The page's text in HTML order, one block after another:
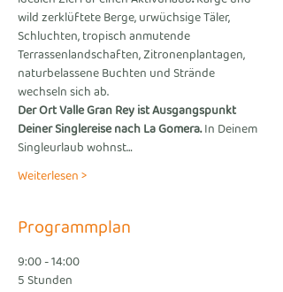
wild zerklüftete Berge, urwüchsige Täler,
Schluchten, tropisch anmutende
Terrassenlandschaften, Zitronenplantagen,
naturbelassene Buchten und Strände
wechseln sich ab.
Der Ort Valle Gran Rey ist Ausgangspunkt
Deiner Singlereise nach La Gomera. In Deinem
Singleurlaub wohnst…
Weiterlesen >
Programmplan
9:00 - 14:00
5 Stunden